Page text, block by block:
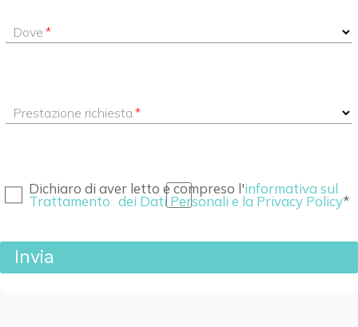
Dove
Prestazione richiesta
Dichiaro di aver letto e compreso l'informativa sul
Trattamento dei Dati Personali e la Privacy Policy